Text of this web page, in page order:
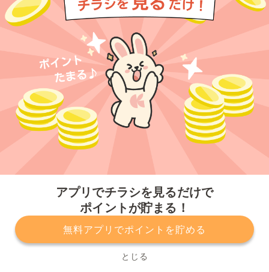
アプリでチラシを見るだけで
ポイントが貯まる！
無料アプリでポイントを貯める
とじる
プライバシーポリシー 利用規約
運営会社
サービスに関してのお問い合わせ